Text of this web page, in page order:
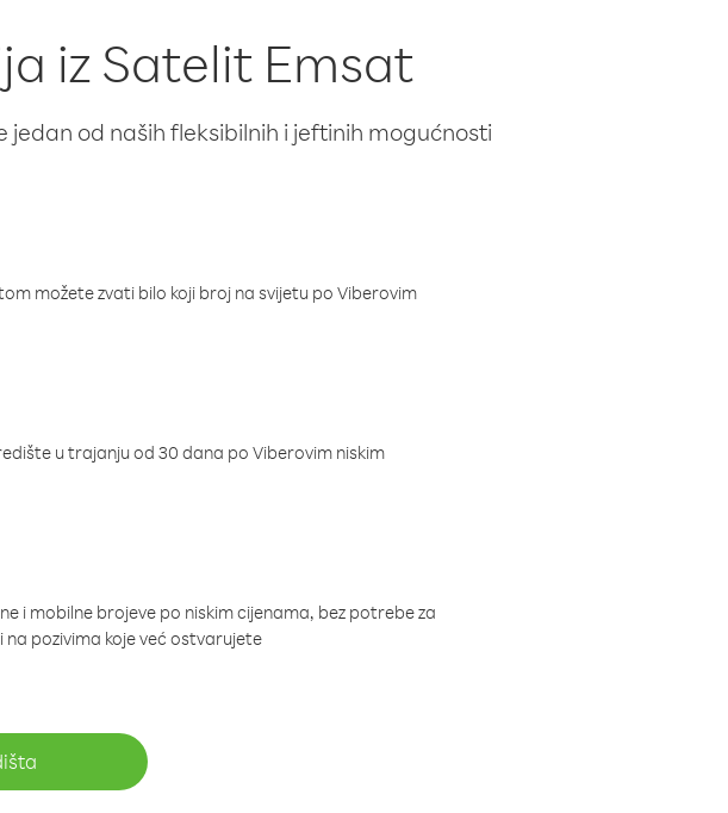
iz Satelit Emsat
od naših fleksibilnih i jeftinih mogućnosti
možete zvati bilo koji broj na svijetu po Viberovim
u trajanju od 30 dana po Viberovim niskim
i mobilne brojeve po niskim cijenama, bez potrebe za
pozivima koje već ostvarujete